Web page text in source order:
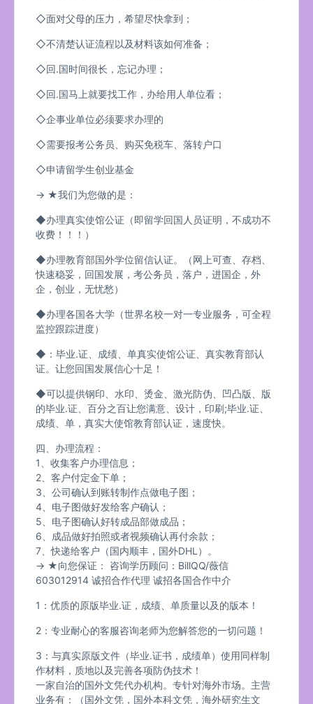
◇面对父母的压力，希望尽快拿到；
◇不清楚认证流程以及材料该如何准备；
◇回.国时间很长，忘记办理；
◇回.国马上就要找工作，办给用人单位看；
◇企事业单位必须要求办理的
◇需要报考公务员、购买免税车、落转户口
◇申请留学生创业基金
→ ★我们为您做的是：
◆办理真实使馆公证（即留学回国人员证明，不成功不
收费！！！）
◆办理教育部国外学位留信认证。（网上可查、存档、
快速稳妥，回国发展，考公务员，落户，进国企，外
企，创业，无忧愁）
◆办理各国各大学（世界名校一对一专业服务，可全程
监控跟踪进度）
◆：毕业.证、成绩、单真实使馆公证、真实教育部认
证。让您回国发展信心十足！
◆可以提供钢印、水印、烫金、激光防伪、凹凸版、版
的毕业.证、百分之百让您满意、设计，印刷;毕业.证、
成绩、单，真实大使馆教育部认证，速度快。
四、办理流程：
1、收集客户办理信息；
2、客户付定金下单；
3、公司确认到账转制作点做电子图；
4、电子图做好发给客户确认；
5、电子图确认好转成品部做成品；
6、成品做好拍照或者视频确认再付余款；
7、快递给客户（国内顺丰，国外DHL）。
→ ★向您保证： 咨询学历顾问：BillQQ/薇信
603012914 诚招合作代理 诚招各国合作中介
1：优质的原版毕业.证，成绩、单质量以及的版本！
2：专业耐心的客服咨询老师为您解答您的一切问题！
3：与真实原版文件（毕业.证书，成绩单）使用同样制
作材料，质地以及完善各项防伪技术！
一家自治的国外文凭代办机构。专针对海外市场。主营
业务有：（国外文凭，国外本科文凭，海外研究生文